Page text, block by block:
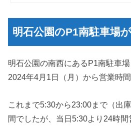
明石公園のP1南駐車場
明石公園の南西にあるP1南駐車場
2024年4月1日（月）から営業時
これまで5:30から23:00まで（出
間でしたが、当日5:30より24時間